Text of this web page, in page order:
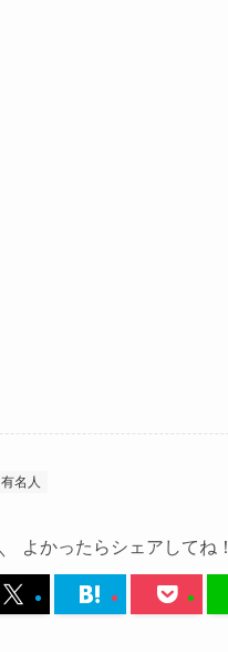
有名人
よかったらシェアしてね！